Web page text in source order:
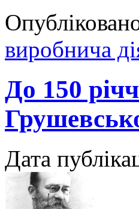
виробнича
До 150
Дата